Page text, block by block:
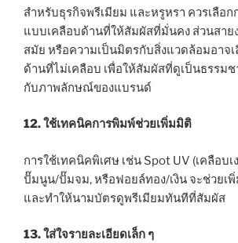
สำหรับธุรกิจพรีเมียม และหรูหรา ควรเลือ
แบบเคลือบด้านที่ให้สัมผัสที่มั่นคง ส่วนสาย
สมัย หรือความเป็นมิตรกับสิ่งแวดล้อมอาจเ
ด้านที่ไม่เคลือบ เพื่อให้สัมผัสที่ดูเป็นธรรม
กับภาพลักษณ์ของแบรนด์
12. ใช้เทคนิคการพิมพ์ช่วยเพิ่มมิติ
การใช้เทคนิคพิเศษ เช่น Spot UV (เคลือบเ
ปั๊มนูน/ปั๊มจม, หรือฟอยล์ทอง/เงิน จะช่วยเ
และทำให้นามบัตรดูพรีเมียมทันทีที่สัมผัส
13. ใส่ใจรายละเอียดเล็ก ๆ